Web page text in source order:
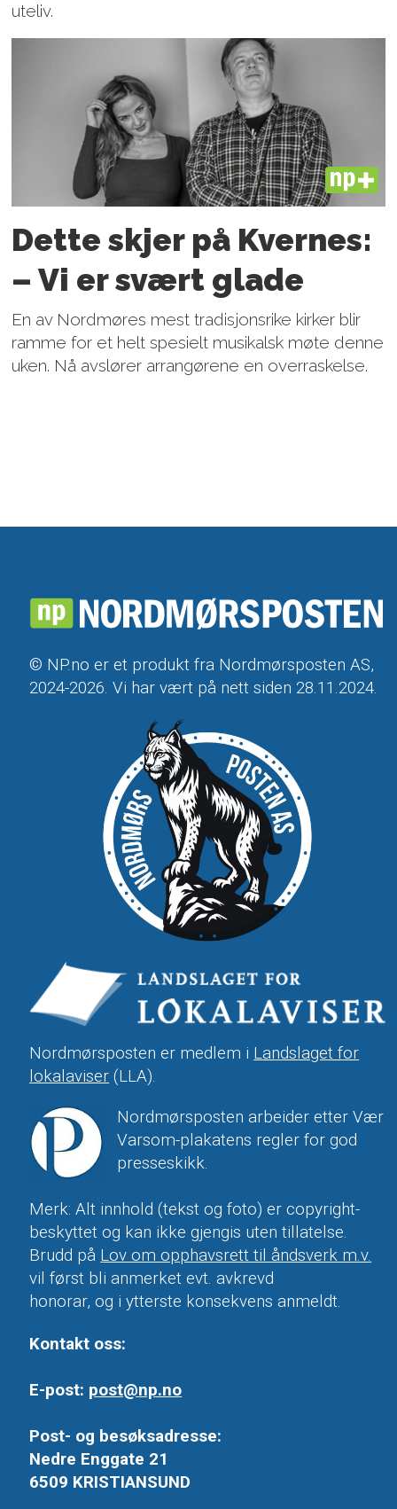
uteliv.
PLUS
Dette skjer på Kvernes:
– Vi er svært glade
En av Nordmøres mest tradisjonsrike kirker blir
ramme for et helt spesielt musikalsk møte denne
uken. Nå avslører arrangørene en overraskelse.
© NP.no er et produkt fra Nordmørsposten AS,
2024-2026. Vi har vært på nett siden 28.11.2024.
Nordmørsposten er medlem i Landslaget for
lokalaviser (LLA).
Nordmørsposten arbeider etter Vær
Varsom-plakatens regler for god
presseskikk.
Merk: Alt innhold (tekst og foto) er copyright-
beskyttet og kan ikke gjengis uten tillatelse.
Brudd på Lov om opphavsrett til åndsverk m.v.
vil først bli anmerket evt. avkrevd
honorar, og i ytterste konsekvens anmeldt.
Kontakt oss:
E-post: post@np.no
Post- og besøksadresse:
Nedre Enggate 21
6509 KRISTIANSUND